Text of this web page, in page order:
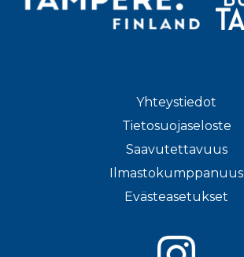
Yhteystiedot
Tietosuojaseloste
Saavutettavuus
Ilmastokumppanuus
Evästeasetukset